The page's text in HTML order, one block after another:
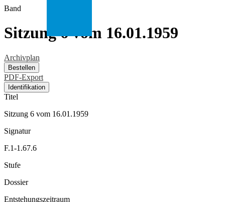
Band
Sitzung 6 vom 16.01.1959
Archivplan
Bestellen
PDF-Export
Identifikation
Titel
Sitzung 6 vom 16.01.1959
Signatur
F.1-1.67.6
Stufe
Dossier
Entstehungszeitraum